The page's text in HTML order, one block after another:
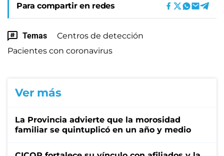
Para compartir en redes
Temas
Centros de detección
Pacientes con coronavirus
Ver más
La Provincia advierte que la morosidad
familiar se quintuplicó en un año y medio